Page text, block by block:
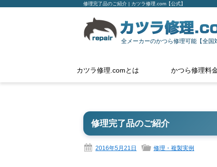
修理完了品のご紹介 | カツラ修理.com【公式】
全メーカーのかつら修理可能【全国
カツラ修理.comとは かつら修理料
修理完了品のご紹介
2016年5月21日 修理・複製実例